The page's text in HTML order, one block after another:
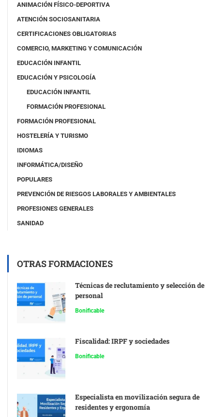
ANIMACIÓN FÍSICO-DEPORTIVA
ATENCIÓN SOCIOSANITARIA
CERTIFICACIONES OBLIGATORIAS
COMERCIO, MARKETING Y COMUNICACIÓN
EDUCACIÓN INFANTIL
EDUCACIÓN Y PSICOLOGÍA
EDUCACIÓN INFANTIL
FORMACIÓN PROFESIONAL
FORMACIÓN PROFESIONAL
HOSTELERÍA Y TURISMO
IDIOMAS
INFORMÁTICA/DISEÑO
POPULARES
PREVENCIÓN DE RIESGOS LABORALES Y AMBIENTALES
PROFESIONES GENERALES
SANIDAD
OTRAS FORMACIONES
Técnicas de reclutamiento y selección de
personal
Bonificable
Fiscalidad: IRPF y sociedades
Bonificable
Especialista en movilización segura de
residentes y ergonomía